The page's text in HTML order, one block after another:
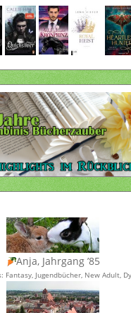
Anja, Jahrgang ’85
Fantasy, Jugendbücher, New Adult,